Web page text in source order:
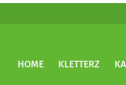
HOME KLETTERZ